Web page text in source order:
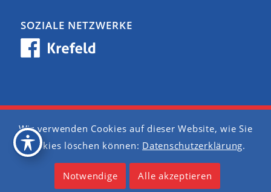
SOZIALE NETZWERKE
Barrierefreiheit
Datenschutzerklärung
Wir verwenden Cookies auf dieser Website, wie Sie
Cookies löschen können: Datenschutzerklärung.
Notwendige Alle akzeptieren